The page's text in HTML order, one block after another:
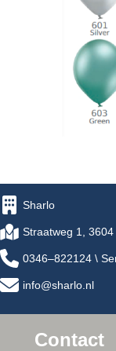
Sharlo
Straatweg 1, 3604
0346–822124 \
info@sharlo.nl
Contact